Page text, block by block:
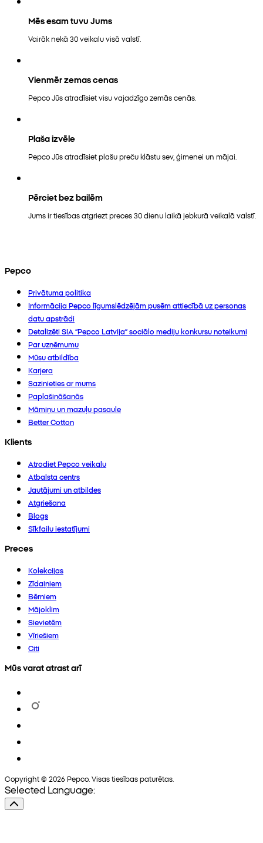
Mēs esam tuvu Jums
Vairāk nekā 30 veikalu visā valstī.
Vienmēr zemas cenas
Pepco Jūs atradīsiet visu vajadzīgo zemās cenās.
Plaša izvēle
Pepco Jūs atradīsiet plašu preču klāstu sev, ģimenei un mājai.
Pērciet bez bailēm
Jums ir tiesības atgriezt preces 30 dienu laikā jebkurā veikalā valstī.
Pepco
Privātuma politika
Informācija Pepco līgumslēdzējām pusēm attiecībā uz personas
datu apstrādi
Detalizēti SIA “Pepco Latvija” sociālo mediju konkursu noteikumi
Par uzņēmumu
Mūsu atbildība
Karjera
Sazinieties ar mums
Paplašināšanās
Māmiņu un mazuļu pasaule
Better Cotton
Klients
Atrodiet Pepco veikalu
Atbalsta centrs
Jautājumi un atbildes
Atgriešana
Blogs
Sīkfailu iestatījumi
Preces
Kolekcijas
Zīdaiņiem
Bērniem
Mājoklim
Sievietēm
Vīriešiem
Citi
Mūs varat atrast arī
Copyright © 2026 Pepco. Visas tiesības paturētas.
Selected Language: